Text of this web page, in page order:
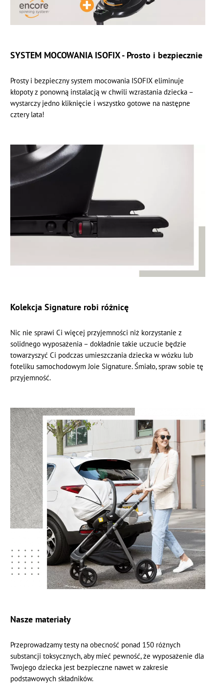
SYSTEM MOCOWANIA ISOFIX - Prosto i bezpiecznie
Prosty i bezpieczny system mocowania ISOFIX eliminuje
kłopoty z ponowną instalacją w chwili wzrastania dziecka –
wystarczy jedno kliknięcie i wszystko gotowe na następne
cztery lata!
Kolekcja Signature robi różnicę
Nic nie sprawi Ci więcej przyjemności niż korzystanie z
solidnego wyposażenia – dokładnie takie uczucie będzie
towarzyszyć Ci podczas umieszczania dziecka w wózku lub
foteliku samochodowym Joie Signature. Śmiało, spraw sobie tę
przyjemność.
Nasze materiały
Przeprowadzamy testy na obecność ponad 150 różnych
substancji toksycznych, aby mieć pewność, że wyposażenie dla
Twojego dziecka jest bezpieczne nawet w zakresie
podstawowych składników.